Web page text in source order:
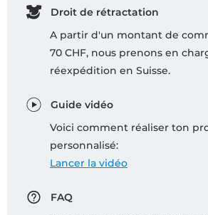
Droit de rétractation
A partir d'un montant de
70 CHF, nous prenons en
réexpédition en Suisse.
Guide vidéo
Voici comment réaliser ton
personnalisé:
Lancer la vidéo
FAQ